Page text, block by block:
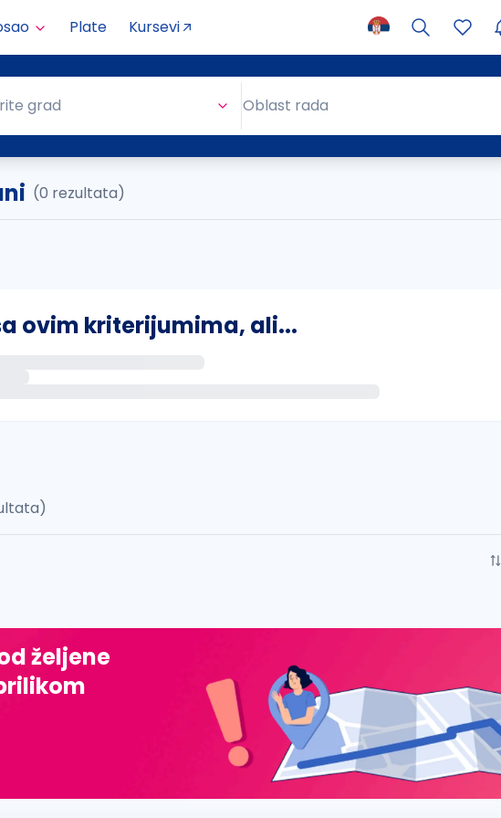
Plate Kursevi
grad Oblast rada
(0 rezultata)
ovim kriterijumima, ali...
đ, ž, dž)
željene